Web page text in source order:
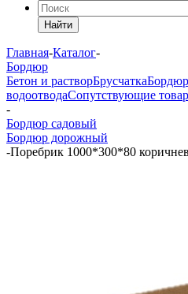
Найти
Главная-Каталог-
Бордюр
Бетон и растворБрусчаткаБордюр
водоотводаСопутствующие
-
Бордюр садовый
Бордюр дорожный
-Поребрик 1000*300*80